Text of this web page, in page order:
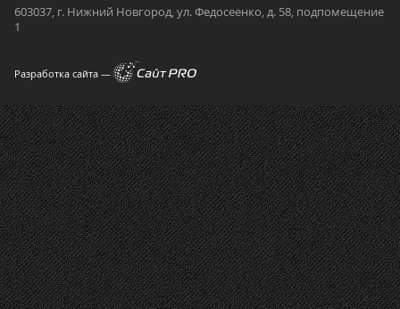
603037, г. Нижний Новгород, ул. Федосеенко, д. 58, подпомещение
1
Разработка сайта —